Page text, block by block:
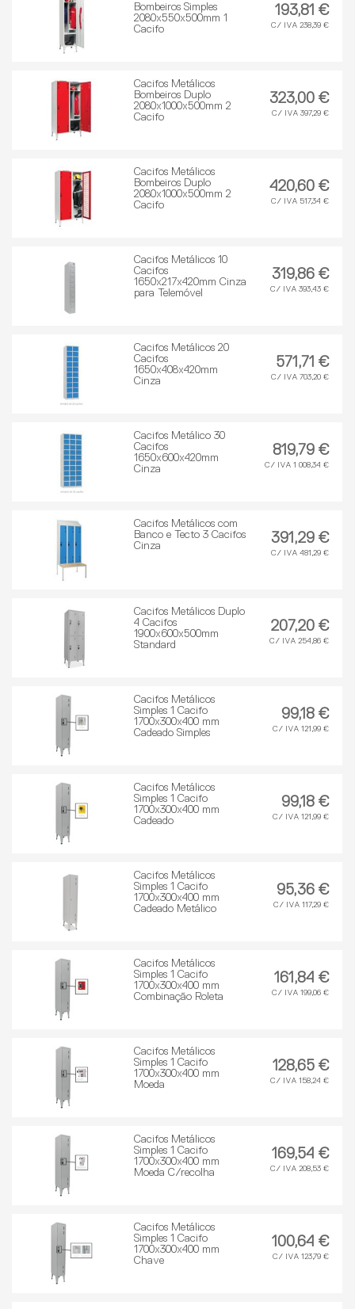
Bombeiros Simples
2080x550x500mm 1
Cacifo
193,81 €
C/ IVA 238,39 €
Cacifos Metálicos
Bombeiros Duplo
2080x1000x500mm 2
Cacifo
323,00 €
C/ IVA 397,29 €
Cacifos Metálicos
Bombeiros Duplo
2080x1000x500mm 2
Cacifo
420,60 €
C/ IVA 517,34 €
Cacifos Metálicos 10
Cacifos
1650x217x420mm Cinza
para Telemóvel
319,86 €
C/ IVA 393,43 €
Cacifos Metálicos 20
Cacifos
1650x408x420mm
Cinza
571,71 €
C/ IVA 703,20 €
Cacifos Metálico 30
Cacifos
1650x600x420mm
Cinza
819,79 €
C/ IVA 1 008,34 €
Cacifos Metálicos com
Banco e Tecto 3 Cacifos
Cinza
391,29 €
C/ IVA 481,29 €
Cacifos Metálicos Duplo
4 Cacifos
1900x600x500mm
Standard
207,20 €
C/ IVA 254,86 €
Cacifos Metálicos
Simples 1 Cacifo
1700x300x400 mm
Cadeado Simples
99,18 €
C/ IVA 121,99 €
Cacifos Metálicos
Simples 1 Cacifo
1700x300x400 mm
Cadeado
99,18 €
C/ IVA 121,99 €
Cacifos Metálicos
Simples 1 Cacifo
1700x300x400 mm
Cadeado Metálico
95,36 €
C/ IVA 117,29 €
Cacifos Metálicos
Simples 1 Cacifo
1700x300x400 mm
Combinação Roleta
161,84 €
C/ IVA 199,06 €
Cacifos Metálicos
Simples 1 Cacifo
1700x300x400 mm
Moeda
128,65 €
C/ IVA 158,24 €
Cacifos Metálicos
Simples 1 Cacifo
1700x300x400 mm
Moeda C/recolha
169,54 €
C/ IVA 208,53 €
Cacifos Metálicos
Simples 1 Cacifo
1700x300x400 mm
Chave
100,64 €
C/ IVA 123,79 €